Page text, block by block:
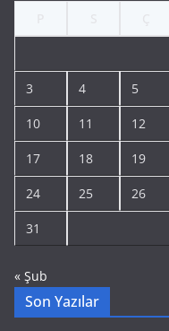
3 4 5
10 11 12
17 18 19
24 25 26
31
« Şub
Son Yazılar